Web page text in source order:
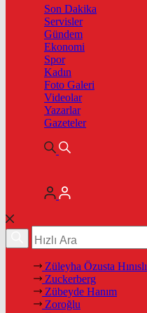
Son Dakika
Servisler
Gündem
Ekonomi
Spor
Kadın
Foto Galeri
Videolar
Yazarlar
Gazeteler
Züleyha Özusta Hınıslı
Zuckerberg
Zübeyde Hanım
Zoroğlu